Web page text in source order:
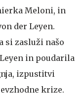
Meloni, in
der Leyen.
si zasluži našo
in poudarila
izpustitvi
krize.